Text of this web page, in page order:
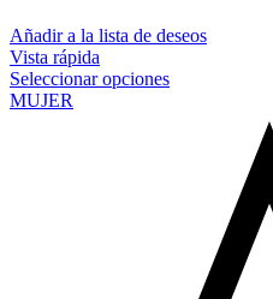
Añadir a la lista de deseos
Vista rápida
Seleccionar opciones
MUJER